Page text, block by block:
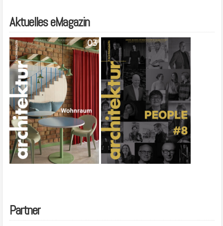
Aktuelles eMagazin
Partner